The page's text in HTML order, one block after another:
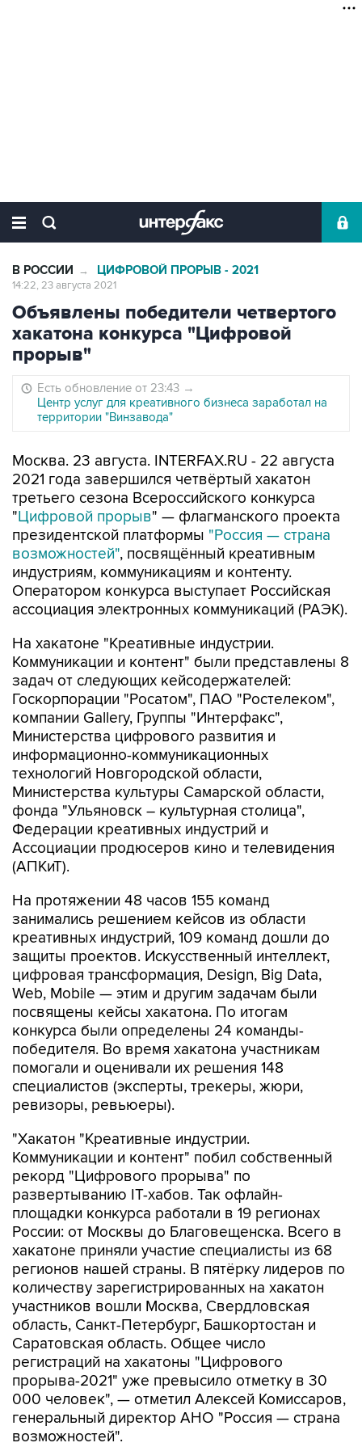
В РОССИИ → ЦИФРОВОЙ ПРОРЫВ - 2021
14:22, 23 августа 2021
Объявлены победители четвертого
хакатона конкурса "Цифровой
прорыв"
Есть обновление от 23:43 →
Центр услуг для креативного бизнеса заработал на
территории "Винзавода"
Москва. 23 августа. INTERFAX.RU - 22 августа
2021 года завершился четвёртый хакатон
третьего сезона Всероссийского конкурса
"Цифровой прорыв" — флагманского проекта
президентской платформы "Россия — страна
возможностей", посвящённый креативным
индустриям, коммуникациям и контенту.
Оператором конкурса выступает Российская
ассоциация электронных коммуникаций (РАЭК).
На хакатоне "Креативные индустрии.
Коммуникации и контент" были представлены 8
задач от следующих кейсодержателей:
Госкорпорации "Росатом", ПАО "Ростелеком",
компании Gallery, Группы "Интерфакс",
Министерства цифрового развития и
информационно-коммуникационных
технологий Новгородской области,
Министерства культуры Самарской области,
фонда "Ульяновск – культурная столица",
Федерации креативных индустрий и
Ассоциации продюсеров кино и телевидения
(АПКиТ).
На протяжении 48 часов 155 команд
занимались решением кейсов из области
креативных индустрий, 109 команд дошли до
защиты проектов. Искусственный интеллект,
цифровая трансформация, Design, Big Data,
Web, Mobile — этим и другим задачам были
посвящены кейсы хакатона. По итогам
конкурса были определены 24 команды-
победителя. Во время хакатона участникам
помогали и оценивали их решения 148
специалистов (эксперты, трекеры, жюри,
ревизоры, ревьюеры).
"Хакатон "Креативные индустрии.
Коммуникации и контент" побил собственный
рекорд "Цифрового прорыва" по
развертыванию IT-хабов. Так офлайн-
площадки конкурса работали в 19 регионах
России: от Москвы до Благовещенска. Всего в
хакатоне приняли участие специалисты из 68
регионов нашей страны. В пятёрку лидеров по
количеству зарегистрированных на хакатон
участников вошли Москва, Свердловская
область, Санкт-Петербург, Башкортостан и
Саратовская область. Общее число
регистраций на хакатоны "Цифрового
прорыва-2021" уже превысило отметку в 30
000 человек", — отметил Алексей Комиссаров,
генеральный директор АНО "Россия — страна
возможностей".